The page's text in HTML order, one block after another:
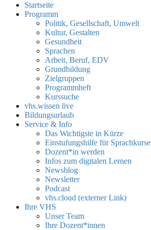
Startseite
Programm
Politik, Gesellschaft, Umwelt
Kultur, Gestalten
Gesundheit
Sprachen
Arbeit, Beruf, EDV
Grundbildung
Zielgruppen
Programmheft
Kurssuche
vhs.wissen live
Bildungsurlaub
Service & Info
Das Wichtigste in Kürze
Einstufungshilfe für Sprachkurse
Dozent*in werden
Infos zum digitalen Lernen
Newsblog
Newsletter
Podcast
vhs.cloud (externer Link)
Ihre VHS
Unser Team
Ihre Dozent*innen